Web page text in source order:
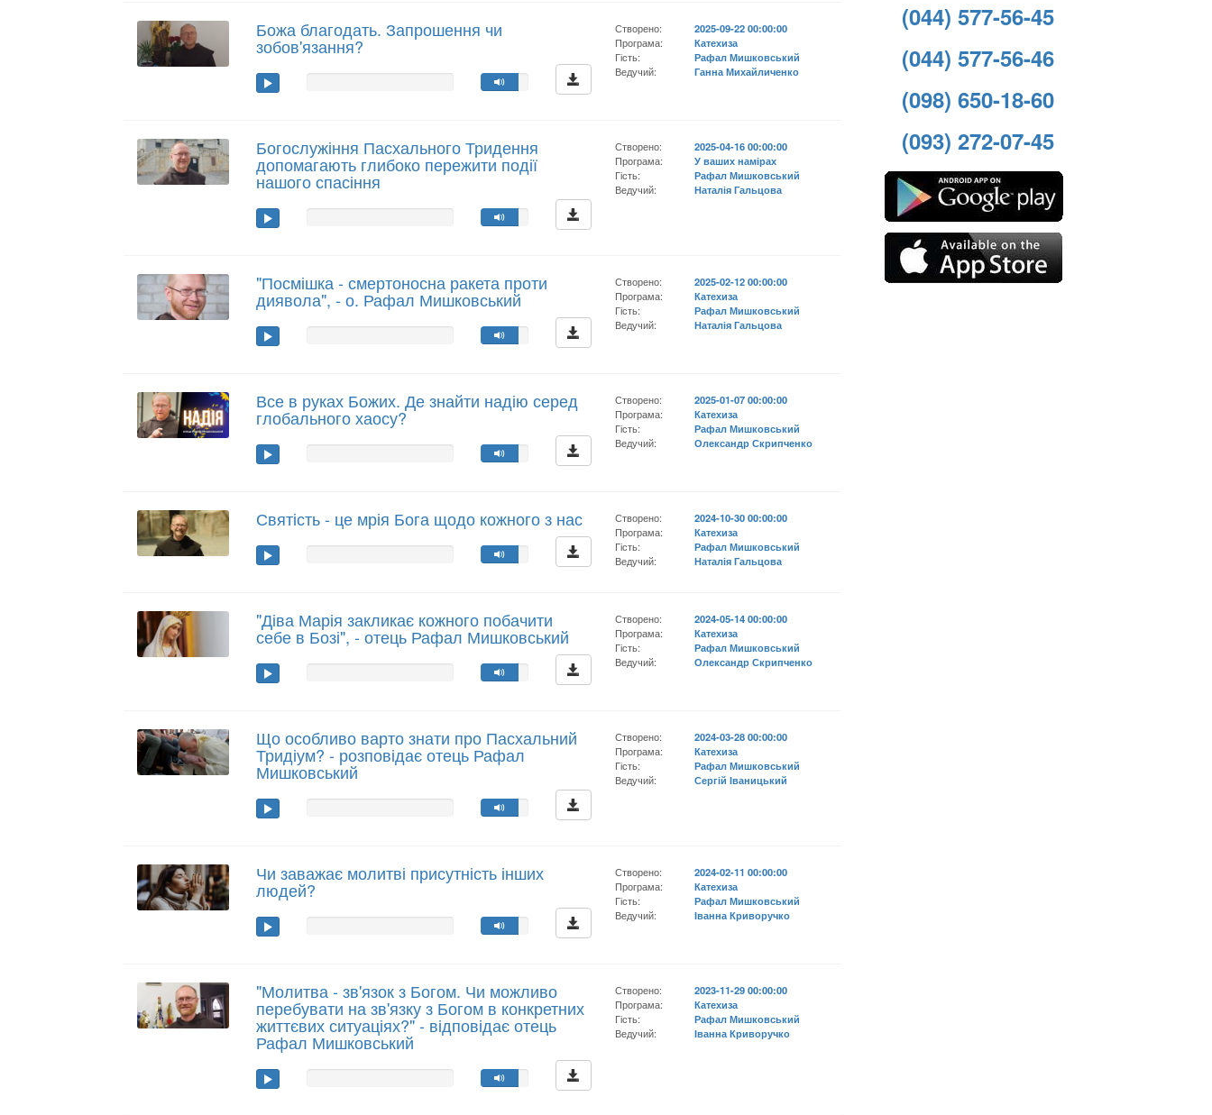
Божа благодать. Запрошення чи
зобов'язання?
Створено:
2025-09-22 00:00:00
Програма:
Катехиза
Гість:
Рафал Мишковський
Ведучий:
Ганна Михайличенко
Богослужіння Пасхального Тридення
допомагають глибоко пережити події
нашого спасіння
Створено:
2025-04-16 00:00:00
Програма:
У ваших намірах
Гість:
Рафал Мишковський
Ведучий:
Наталія Гальцова
"Посмішка - смертоносна ракета проти
диявола", - о. Рафал Мишковський
Створено:
2025-02-12 00:00:00
Програма:
Катехиза
Гість:
Рафал Мишковський
Ведучий:
Наталія Гальцова
Все в руках Божих. Де знайти надію серед
глобального хаосу?
Створено:
2025-01-07 00:00:00
Програма:
Катехиза
Гість:
Рафал Мишковський
Ведучий:
Олександр Скрипченко
Святість - це мрія Бога щодо кожного з нас Створено:
2024-10-30 00:00:00
Програма:
Катехиза
Гість:
Рафал Мишковський
Ведучий:
Наталія Гальцова
"Діва Марія закликає кожного побачити
себе в Бозі", - отець Рафал Мишковський
Створено:
2024-05-14 00:00:00
Програма:
Катехиза
Гість:
Рафал Мишковський
Ведучий:
Олександр Скрипченко
Що особливо варто знати про Пасхальний
Тридіум? - розповідає отець Рафал
Мишковський
Створено:
2024-03-28 00:00:00
Програма:
Катехиза
Гість:
Рафал Мишковський
Ведучий:
Сергій Іваницький
Чи заважає молитві присутність інших
людей?
Створено:
2024-02-11 00:00:00
Програма:
Катехиза
Гість:
Рафал Мишковський
Ведучий:
Іванна Криворучко
"Молитва - зв'язок з Богом. Чи можливо
перебувати на зв'язку з Богом в конкретних
життєвих ситуаціях?" - відповідає отець
Рафал Мишковський
Створено:
2023-11-29 00:00:00
Програма:
Катехиза
Гість:
Рафал Мишковський
Ведучий:
Іванна Криворучко
(044) 577-56-45
(044) 577-56-46
(098) 650-18-60
(093) 272-07-45